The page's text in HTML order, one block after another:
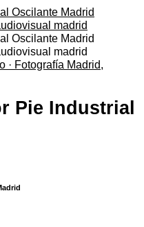
· Fotografía Madrid,
Pie Industrial